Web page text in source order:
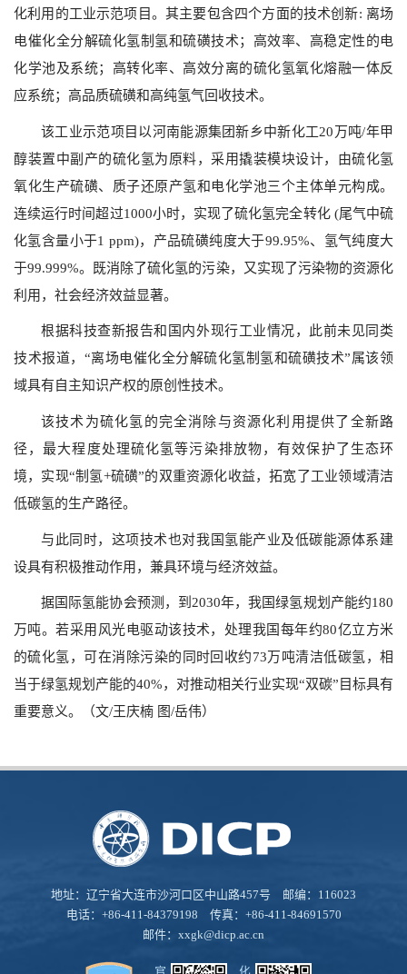
化利用的工业示范项目。其主要包含四个方面的技术创新: 离场
电催化全分解硫化氢制氢和硫磺技术；高效率、高稳定性的电
化学池及系统；高转化率、高效分离的硫化氢氧化熔融一体反
应系统；高品质硫磺和高纯氢气回收技术。
该工业示范项目以河南能源集团新乡中新化工20万吨/年甲
醇装置中副产的硫化氢为原料，采用撬装模块设计，由硫化氢
氧化生产硫磺、质子还原产氢和电化学池三个主体单元构成。
连续运行时间超过1000小时，实现了硫化氢完全转化 (尾气中硫
化氢含量小于1 ppm)，产品硫磺纯度大于99.95%、氢气纯度大
于99.999%。既消除了硫化氢的污染，又实现了污染物的资源化
利用，社会经济效益显著。
根据科技查新报告和国内外现行工业情况，此前未见同类
技术报道，“离场电催化全分解硫化氢制氢和硫磺技术”属该领
域具有自主知识产权的原创性技术。
该技术为硫化氢的完全消除与资源化利用提供了全新路
径，最大程度处理硫化氢等污染排放物，有效保护了生态环
境，实现“制氢+硫磺”的双重资源化收益，拓宽了工业领域清洁
低碳氢的生产路径。
与此同时，这项技术也对我国氢能产业及低碳能源体系建
设具有积极推动作用，兼具环境与经济效益。
据国际氢能协会预测，到 2030年，我国绿氢规划产能约180
万吨。若采用风光电驱动该技术，处理我国每年约80亿立方米
的硫化氢，可在消除污染的同时回收约73万吨清洁低碳氢，相
当于绿氢规划产能的40%，对推动相关行业实现“双碳”目标具有
重要意义。
（文/王庆楠 图/岳伟）
地址：辽宁省大连市沙河口区中山路457号 邮编：116023
电话：+86-411-84379198 传真：+86-411-84691570
邮件： xxgk@dicp.ac.cn